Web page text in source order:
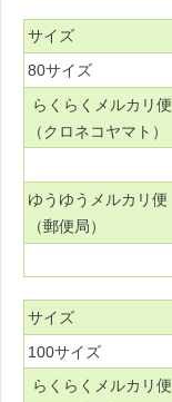
サイズ
80サイズ
らくらくメルカリ便
（クロネコヤマト）
ゆうゆうメルカリ便
（郵便局）
サイズ
100サイズ
らくらくメルカリ便